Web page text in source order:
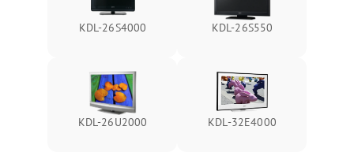
KDL-26S4000 KDL-26S550
KDL-26U2000 KDL-32E4000